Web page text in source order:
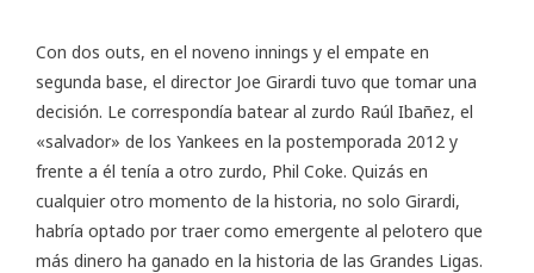
Con dos outs, en el noveno innings y el empate en
segunda base, el director Joe Girardi tuvo que tomar una
decisión. Le correspondía batear al zurdo Raúl Ibañez, el
«salvador» de los Yankees en la postemporada 2012 y
frente a él tenía a otro zurdo, Phil Coke. Quizás en
cualquier otro momento de la historia, no solo Girardi,
habría optado por traer como emergente al pelotero que
más dinero ha ganado en la historia de las Grandes Ligas.